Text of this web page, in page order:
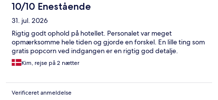
10/10 Enestående
31. jul. 2026
Rigtig godt ophold på hotellet. Personalet var meget
opmærksomme hele tiden og gjorde en forskel. En lille ting som
gratis popcorn ved indgangen er en rigtig god detalje.
Kim, rejse på 2 nætter
Verificeret anmeldelse